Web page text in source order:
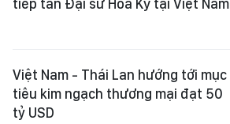
Việt Nam - Thái Lan hướng tới mục
tiêu kim ngạch thương mại đạt 50
tỷ USD